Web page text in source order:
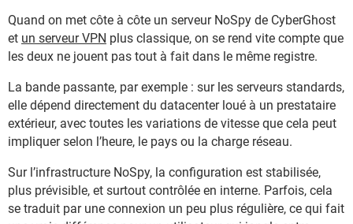
Quand on met côte à côte un serveur NoSpy de CyberGhost
et un serveur VPN plus classique, on se rend vite compte que
les deux ne jouent pas tout à fait dans le même registre.
La bande passante, par exemple : sur les serveurs standards,
elle dépend directement du datacenter loué à un prestataire
extérieur, avec toutes les variations de vitesse que cela peut
impliquer selon l’heure, le pays ou la charge réseau.
Sur l’infrastructure NoSpy, la configuration est stabilisée,
plus prévisible, et surtout contrôlée en interne. Parfois, cela
se traduit par une connexion un peu plus régulière, ce qui fait